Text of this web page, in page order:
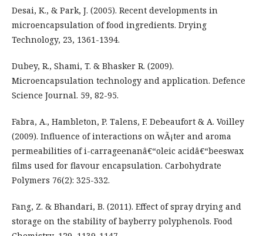
Desai, K., & Park, J. (2005). Recent developments in
microencapsulation of food ingredients. Drying
Technology, 23, 1361-1394.
Dubey, R., Shami, T. & Bhasker R. (2009).
Microencapsulation technology and application. Defence
Science Journal. 59, 82-95.
Fabra, A., Hambleton, P. Talens, F. Debeaufort & A. Voilley
(2009). Influence of interactions on wÃ¡ter and aroma
permeabilities of i-carrageenanâ€“oleic acidâ€“beeswax
films used for flavour encapsulation. Carbohydrate
Polymers 76(2): 325-332.
Fang, Z. & Bhandari, B. (2011). Effect of spray drying and
storage on the stability of bayberry polyphenols. Food